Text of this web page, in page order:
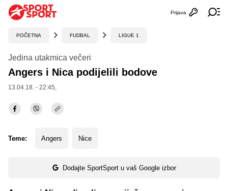
Otvori
Prijava
POČETNA FUDBAL LIGUE 1
Jedina utakmica večeri
Angers i Nica podijelili bodove
13.04.18. - 22:45,
Teme: Angers Nice
Dodajte SportSport u vaš Google izbor